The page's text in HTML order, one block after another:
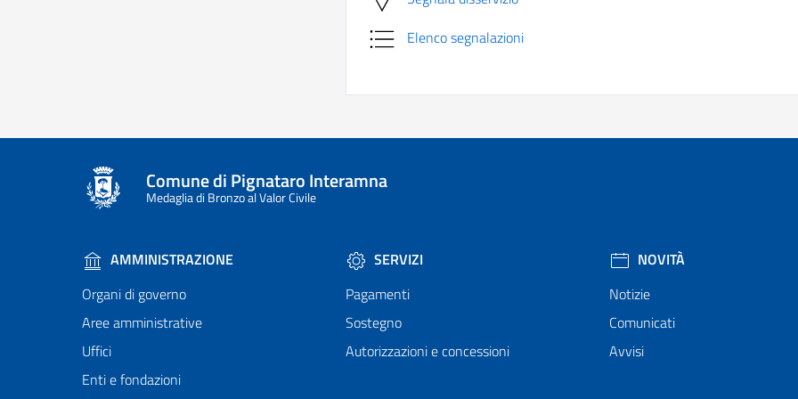
Elenco segnalazioni
Comune di Pignataro Interamna
Medaglia di Bronzo al Valor Civile
AMMINISTRAZIONE
Organi di governo
Aree amministrative
Uffici
Enti e fondazioni
SERVIZI
Pagamenti
Sostegno
Autorizzazioni e concessioni
NOVITÀ
Notizie
Comunicati
Avvisi